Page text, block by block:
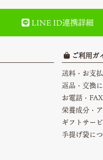
LINE ID連携詳細
ご利用ガ
送料・お支
返品・交換
お電話・
栄養成分・
ギフトサー
手提げ袋に